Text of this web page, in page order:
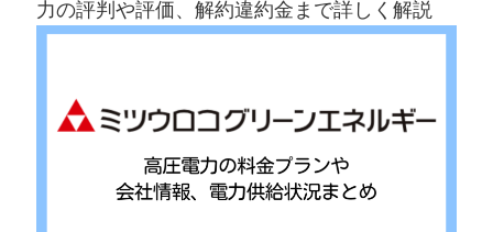
力の評判や評価、解約違約金まで詳しく解説